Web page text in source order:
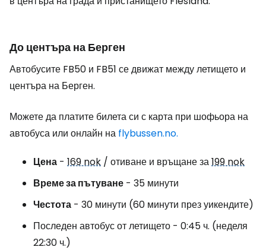
До центъра на Берген
Автобусите FB50 и FB51 се движат между летището и
центъра на Берген.
Можете да платите билета си с карта при шофьора на
автобуса или онлайн на flybussen.no.
Цена - 169 nok / отиване и връщане за199 nok
Време за пътуване - 35 минути
Честота - 30 минути (60 минути през уикендите)
Последен автобус от летището - 0:45 ч. (неделя
22:30 ч.)